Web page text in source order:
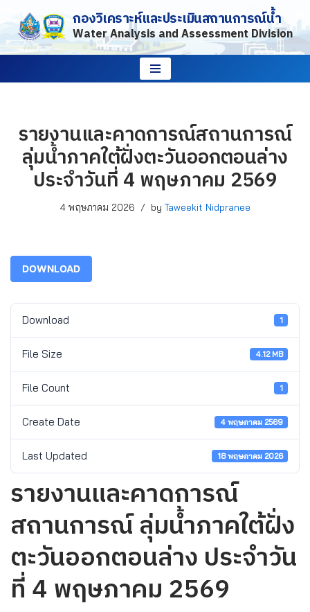
Skip
to
กองวิเคราะห์และประเมินสถานการณ์น้ำ
Water Analysis and Assessment Division
รายงานและคาดการณ์สถานการณ์
ลุ่มน้ำภาคใต้ฝั่งตะวันออกตอนล่าง
ประจำวันที่ 4 พฤษภาคม 2569
4 พฤษภาคม 2026 by Taweekit Nidpranee
DOWNLOAD
Download 1
File Size 4.12 MB
File Count 1
Create Date 4 พฤษภาคม 2569
Last Updated 18 พฤษภาคม 2026
รายงานและคาดการณ์
สถานการณ์ ลุ่มน้ำภาคใต้ฝั่ง
ตะวันออกตอนล่าง ประจำวัน
ที่ 4 พฤษภาคม 2569